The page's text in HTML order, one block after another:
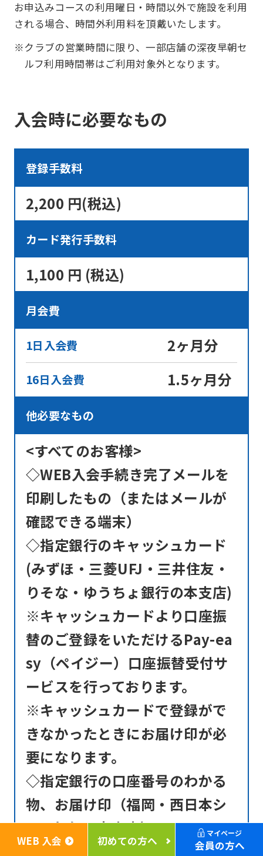
お申込みコースの利用曜日・時間以外で施設を利用
される場合、時間外利用料を頂戴いたします。
※クラブの営業時間に限り、一部店舗の深夜早朝セ
ルフ利用時間帯はご利用対象外となります。
入会時に必要なもの
登録手数料
2,200 円(税込)
カード発行手数料
1,100 円 (税込)
月会費
1日入会費 2ヶ月分
16日入会費 1.5ヶ月分
他必要なもの
<すべてのお客様>
◇WEB入会手続き完了メールを
印刷したもの（またはメールが
確認できる端末）
◇指定銀行のキャッシュカード
(みずほ・三菱UFJ・三井住友・
りそな・ゆうちょ銀行の本支店)
※キャッシュカードより口座振
替のご登録をいただけるPay-ea
sy（ペイジー）口座振替受付サ
ービスを行っております。
※キャッシュカードで登録がで
きなかったときにお届け印が必
要になります。
◇指定銀行の口座番号のわかる
物、お届け印（福岡・西日本シ
ティ銀行の本支店）
WEB 入会 初めての方へ
マイページ
会員の方へ